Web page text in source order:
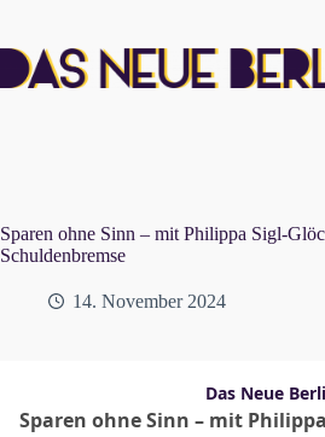
springen
Sparen ohne Sinn – mit Philippa Sigl-
Schuldenbremse
14. November 2024